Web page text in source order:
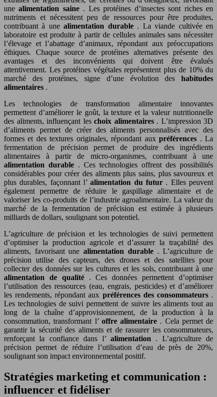
unealimentation saine . Les protéines d’insectes sont riches en
nutriments et nécessitent peu de ressources pour être produites,
contribuant à unealimentation durable . La viande cultivée en
laboratoire est produite à partir de cellules animales sans nécessiter
l’élevage et l’abattage d’animaux, répondant aux préoccupations
éthiques. Chaque source de protéines alternatives présente des
avantages et des inconvénients qui doivent être évalués
attentivement. Les protéines végétales représentent plus de 10% du
marché des protéines, signe d’une évolution des habitudes
alimentaires .
Les technologies de transformation alimentaire innovantes
permettent d’améliorer le goût, la texture et la valeur nutritionnelle
des aliments, influençant les choix alimentaires . L’impression 3D
d’aliments permet de créer des aliments personnalisés avec des
formes et des textures originales, répondant auxpréférences . La
fermentation de précision permet de produire des ingrédients
alimentaires à partir de micro-organismes, contribuant à une
alimentation durable . Ces technologies offrent des possibilités
considérables pour créer des aliments plus sains, plus savoureux et
plus durables, façonnant l’alimentation du futur . Elles peuvent
également permettre de réduire le gaspillage alimentaire et de
valoriser les co-produits de l’industrie agroalimentaire. La valeur du
marché de la fermentation de précision est estimée à plusieurs
milliards de dollars, soulignant son potentiel.
L’agriculture de précision et les technologies de suivi permettent
d’optimiser la production agricole et d’assurer la traçabilité des
aliments, favorisant unealimentation durable . L’agriculture de
précision utilise des capteurs, des drones et des satellites pour
collecter des données sur les cultures et les sols, contribuant à une
alimentation de qualité . Ces données permettent d’optimiser
l’utilisation des ressources (eau, engrais, pesticides) et d’améliorer
les rendements, répondant aux préférences des consommateurs .
Les technologies de suivi permettent de suivre les aliments tout au
long de la chaîne d’approvisionnement, de la production à la
consommation, transformant l’ offre alimentaire . Cela permet de
garantir la sécurité des aliments et de rassurer les consommateurs,
renforçant la confiance dans l’ alimentation . L’agriculture de
précision permet de réduire l’utilisation d’eau de près de 20%,
soulignant son impact environnemental positif.
Stratégies marketing et communication :
influencer et fidéliser